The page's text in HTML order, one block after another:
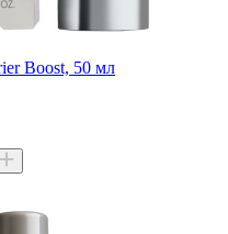
Boost, 50 мл